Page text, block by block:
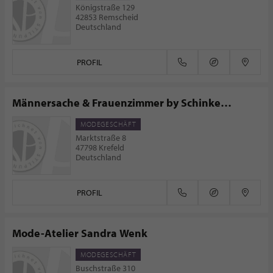
Königstraße 129
42853 Remscheid
Deutschland
PROFIL
Männersache & Frauenzimmer by Schinke
Couture
MODEGESCHÄFT
Marktstraße 8
47798 Krefeld
Deutschland
PROFIL
Mode-Atelier Sandra Wenk
MODEGESCHÄFT
Buschstraße 310